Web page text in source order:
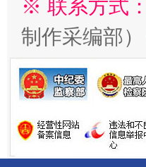
※ 联系方式：
制作采编部）